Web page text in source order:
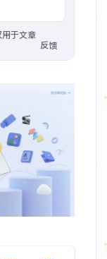
- Lyndra's Blog
床也是智能图库管理系统
API还可以获取网站信息，图标，标题等、获取QQ信息、QQ头像、QQ昵称等、获取短视频信息、去水印、抖音、火山、微视、皮皮虾、最右 🐙
用于文章
反馈